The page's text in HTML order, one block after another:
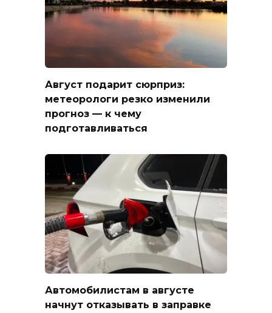
Август подарит сюрприз:
метеорологи резко изменили
прогноз — к чему
подготавливаться
Автомобилистам в августе
начнут отказывать в заправке